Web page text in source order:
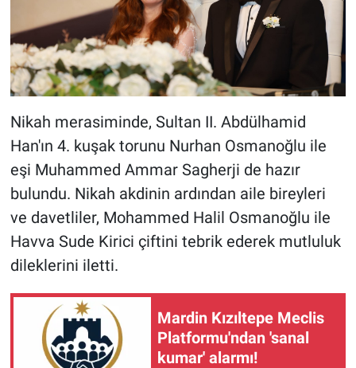
Nikah merasiminde, Sultan II. Abdülhamid
Han'ın 4. kuşak torunu Nurhan Osmanoğlu ile
eşi Muhammed Ammar Sagherji de hazır
bulundu. Nikah akdinin ardından aile bireyleri
ve davetliler, Mohammed Halil Osmanoğlu ile
Havva Sude Kirici çiftini tebrik ederek mutluluk
dileklerini iletti.
Mardin Kızıltepe Meclis
Platformu'ndan 'sanal
kumar' alarmı!